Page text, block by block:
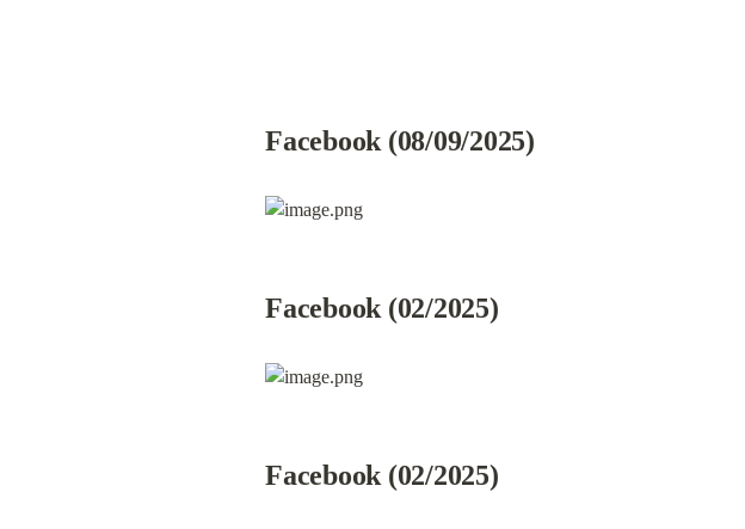
Facebook (08/09/2025)
Facebook (02/2025)
Facebook (02/2025)